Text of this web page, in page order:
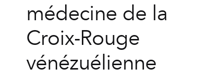
médecine de la
Croix-Rouge
vénézuélienne